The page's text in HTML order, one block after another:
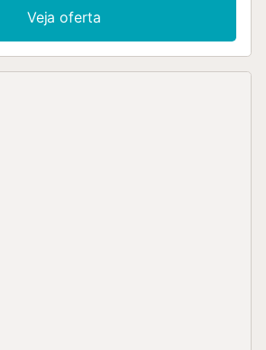
televisão com vídeo a pedido, máquina
check-in para maior comodidade. No
de jardim privado, varanda e terraço
Veja oferta